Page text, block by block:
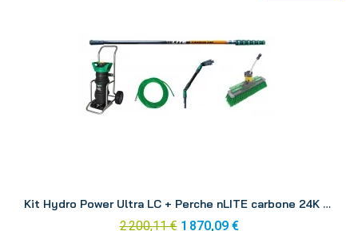
Kit Hydro Power Ultra LC + Perche nLITE carbone 24K 8.60 m DINK3
2 200,11 € 1 870,09 €